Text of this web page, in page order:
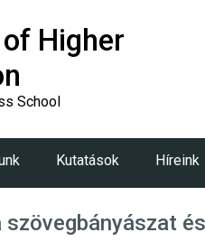
Higher
School
Kutatások Híreink
szövegbányászat